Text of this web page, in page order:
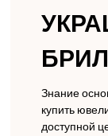
Знание
купить
доступной